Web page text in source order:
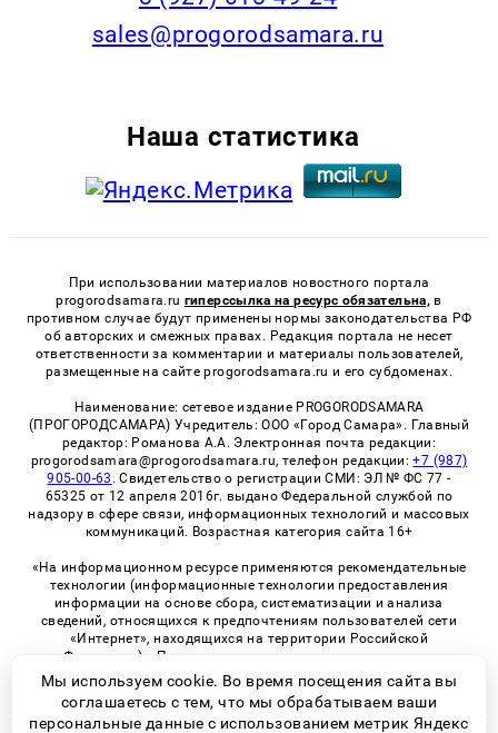
sales@progorodsamara.ru
Наша статистика
При использовании материалов новостного портала
progorodsamara.ru гиперссылка на ресурс обязательна, в
противном случае будут применены нормы законодательства РФ
об авторских и смежных правах. Редакция портала не несет
ответственности за комментарии и материалы пользователей,
размещенные на сайте progorodsamara.ru и его субдоменах.
Наименование: сетевое издание PROGORODSAMARA
(ПРОГОРОДСАМАРА) Учредитель: ООО «Город Самара». Главный
редактор: Романова А.А. Электронная почта редакции:
progorodsamara@progorodsamara.ru, телефон редакции:+7 (987)
905-00-63 . Свидетельство о регистрации СМИ: ЭЛ № ФС 77 -
65325 от 12 апреля 2016г. выдано Федеральной службой по
надзору в сфере связи, информационных технологий и массовых
коммуникаций. Возрастная категория сайта 16+
«На информационном ресурсе применяются рекомендательные
технологии (информационные технологии предоставления
информации на основе сбора, систематизации и анализа
сведений, относящихся к предпочтениям пользователей сети
«Интернет», находящихся на территории Российской
Федерации)». Правила применения рекомендательных
технологий в виджетах рекламно-обменной сети
«СМИ2» (PDF)
Мы используем cookie. Во время посещения сайта вы
соглашаетесь с тем, что мы обрабатываем ваши
персональные данные с использованием метрик Яндекс